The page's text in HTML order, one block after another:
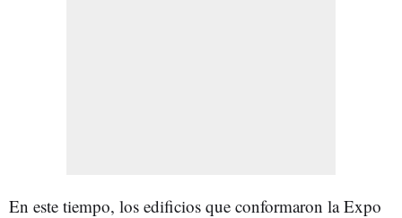
En este tiempo, los edificios que conformaron la Expo